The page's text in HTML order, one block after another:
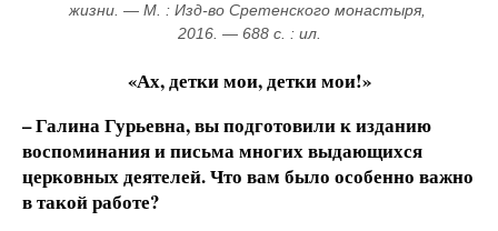
жизни. — М. : Изд-во Сретенского монастыря,
2016. — 688 с. : ил.
«Ах, детки мои, детки мои!»
– Галина Гурьевна, вы подготовили к изданию
воспоминания и письма многих выдающихся
церковных деятелей. Что вам было особенно важно
в такой работе?